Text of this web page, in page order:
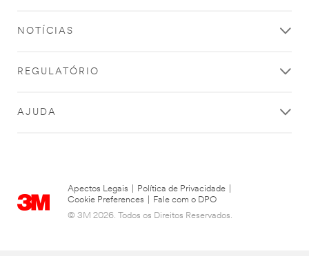
NOTÍCIAS
REGULATÓRIO
AJUDA
Apectos Legais Política de Privacidade
Cookie Preferences
Fale com o DPO
© 3M 2026. Todos os Direitos Reservados.